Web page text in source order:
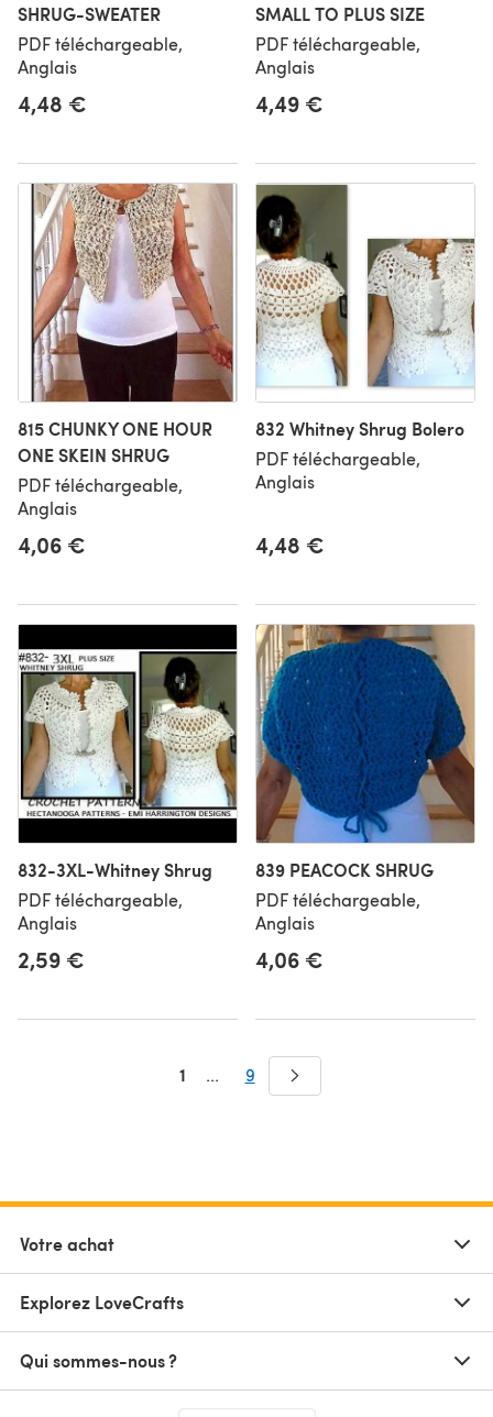
SHRUG-SWEATER
PDF téléchargeable,
Anglais
4,48 €
SMALL TO PLUS SIZE
PDF téléchargeable,
Anglais
4,49 €
815 CHUNKY ONE HOUR
ONE SKEIN SHRUG
PDF téléchargeable,
Anglais
4,06 €
832 Whitney Shrug Bolero
PDF téléchargeable,
Anglais
4,48 €
832-3XL-Whitney Shrug
PDF téléchargeable,
Anglais
2,59 €
839 PEACOCK SHRUG
PDF téléchargeable,
Anglais
4,06 €
1 ... 9
Votre achat
Explorez LoveCrafts
Qui sommes-nous ?